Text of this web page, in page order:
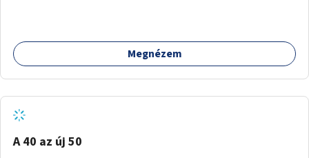
szintű növényzettel, öntözőrendszerrel, esetleg
valamilyen vizes attrakcióval ami végfut mind az 500m-en.
Megnézem
A 40 az új 50